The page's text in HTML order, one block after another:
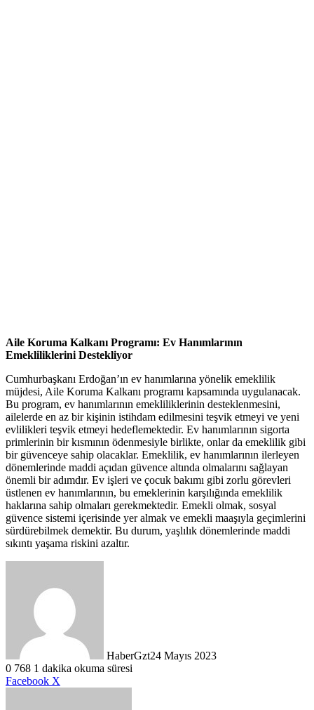
Aile Koruma Kalkanı Programı: Ev Hanımlarının
Emekliliklerini Destekliyor
Cumhurbaşkanı Erdoğan’ın ev hanımlarına yönelik emeklilik
müjdesi, Aile Koruma Kalkanı programı kapsamında uygulanacak.
Bu program, ev hanımlarının emekliliklerinin desteklenmesini,
ailelerde en az bir kişinin istihdam edilmesini teşvik etmeyi ve yeni
evlilikleri teşvik etmeyi hedeflemektedir. Ev hanımlarının sigorta
primlerinin bir kısmının ödenmesiyle birlikte, onlar da emeklilik gibi
bir güvenceye sahip olacaklar. Emeklilik, ev hanımlarının ilerleyen
dönemlerinde maddi açıdan güvence altında olmalarını sağlayan
önemli bir adımdır. Ev işleri ve çocuk bakımı gibi zorlu görevleri
üstlenen ev hanımlarının, bu emeklerinin karşılığında emeklilik
haklarına sahip olmaları gerekmektedir. Emekli olmak, sosyal
güvence sistemi içerisinde yer almak ve emekli maaşıyla geçimlerini
sürdürebilmek demektir. Bu durum, yaşlılık dönemlerinde maddi
sıkıntı yaşama riskini azaltır.
HaberGzt24 Mayıs 2023
0 768 1 dakika okuma süresi
Facebook X